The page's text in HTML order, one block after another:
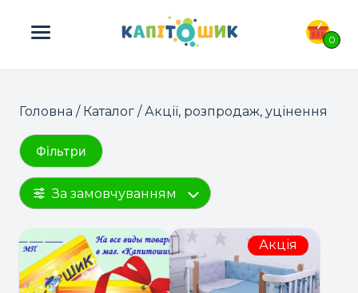
0
ПОШУК ТОВАРІВ:
Головна / Каталог / Акції, розпродаж, уцінення
Фільтри
За замовчуванням
Акція